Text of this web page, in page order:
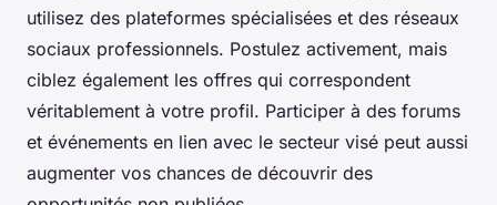
utilisez des plateformes spécialisées et des réseaux
sociaux professionnels. Postulez activement, mais
ciblez également les offres qui correspondent
véritablement à votre profil. Participer à des forums
et événements en lien avec le secteur visé peut aussi
augmenter vos chances de découvrir des